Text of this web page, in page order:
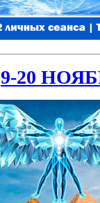
9-20